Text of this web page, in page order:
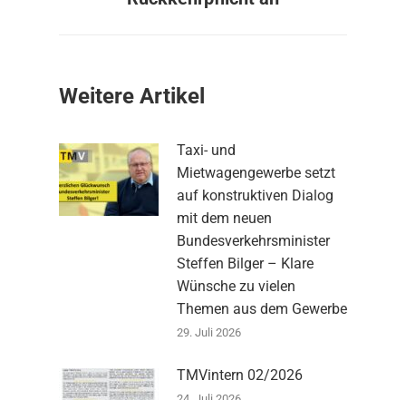
Weitere Artikel
Taxi- und
Mietwagengewerbe setzt
auf konstruktiven Dialog
mit dem neuen
Bundesverkehrsminister
Steffen Bilger – Klare
Wünsche zu vielen
Themen aus dem Gewerbe
29. Juli 2026
TMVintern 02/2026